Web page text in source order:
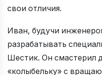
свои отличия.
Иван, будучи
разрабатывать
Шестик. Он смастерил
«колыбельку» с